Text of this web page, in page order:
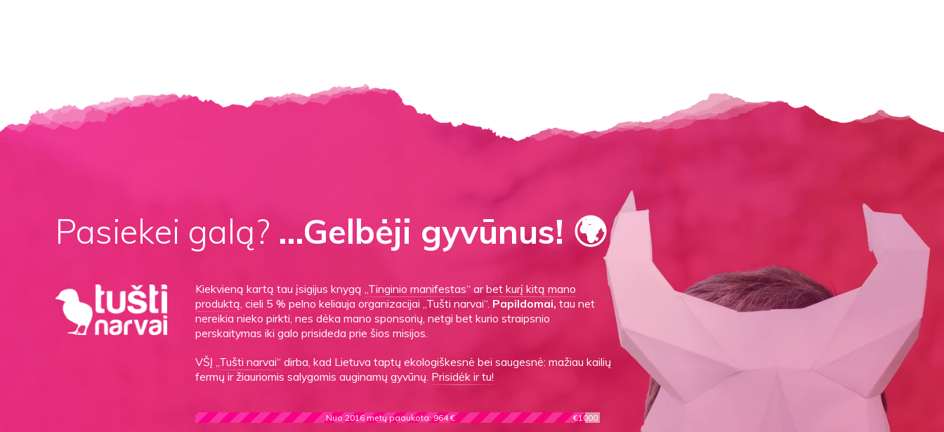
Pasiekei galą? …Gelbėji gyvūnus! 🌍
Kiekvieną kartą tau įsigijus knygą „Tinginio manifestas“ arbet kurį kitą mano
produktą , cieli 5 % pelno keliauja organizacijai „Tušti narvai“. Papildomai, tau net
nereikia nieko pirkti, nes dėka mano sponsorių, netgi bet kurio straipsnio
perskaitymas iki galo prisideda prie šios misijos.
VŠĮ „Tušti narvai“ dirba, kad Lietuva taptų ekologiškesnė bei saugesnė: mažiau kailių
fermų ir žiauriomis salygomis auginamų gyvūnų. Prisidėk ir tu!
Nuo 2016 metų paaukota: 964 € €1000